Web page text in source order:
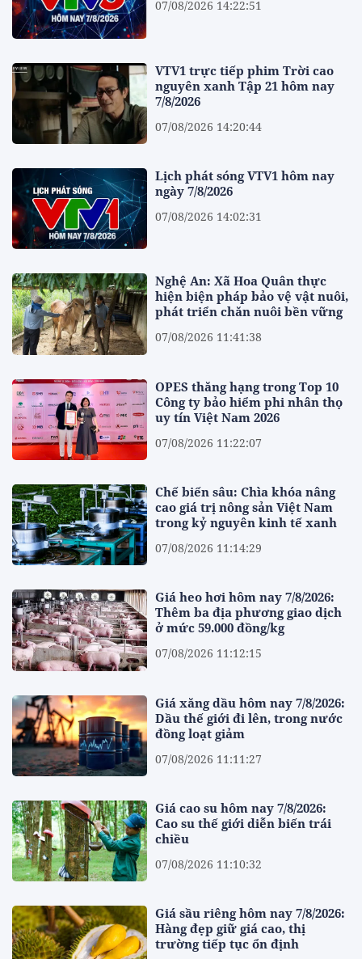
07/08/2026 14:22:51
VTV1 trực tiếp phim Trời cao
nguyên xanh Tập 21 hôm nay
7/8/2026
07/08/2026 14:20:44
Lịch phát sóng VTV1 hôm nay
ngày 7/8/2026
07/08/2026 14:02:31
Nghệ An: Xã Hoa Quân thực
hiện biện pháp bảo vệ vật nuôi,
phát triển chăn nuôi bền vững
07/08/2026 11:41:38
OPES thăng hạng trong Top 10
Công ty bảo hiểm phi nhân thọ
uy tín Việt Nam 2026
07/08/2026 11:22:07
Chế biến sâu: Chìa khóa nâng
cao giá trị nông sản Việt Nam
trong kỷ nguyên kinh tế xanh
07/08/2026 11:14:29
Giá heo hơi hôm nay 7/8/2026:
Thêm ba địa phương giao dịch
ở mức 59.000 đồng/kg
07/08/2026 11:12:15
Giá xăng dầu hôm nay 7/8/2026:
Dầu thế giới đi lên, trong nước
đồng loạt giảm
07/08/2026 11:11:27
Giá cao su hôm nay 7/8/2026:
Cao su thế giới diễn biến trái
chiều
07/08/2026 11:10:32
Giá sầu riêng hôm nay 7/8/2026:
Hàng đẹp giữ giá cao, thị
trường tiếp tục ổn định